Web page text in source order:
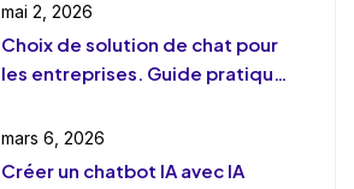
mai 2, 2026
Choix de solution de chat pour
les entreprises. Guide pratique
mars 6, 2026
Créer un chatbot IA avec IA